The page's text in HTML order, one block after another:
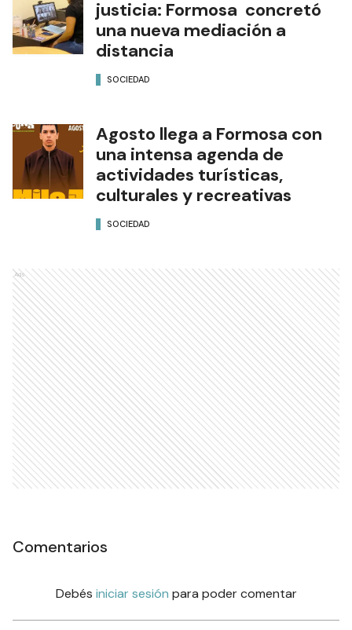
justicia: Formosa concretó
una nueva mediación a
distancia
SOCIEDAD
Agosto llega a Formosa con
una intensa agenda de
actividades turísticas,
culturales y recreativas
SOCIEDAD
Ads
Comentarios
Debés iniciar sesión para poder comentar